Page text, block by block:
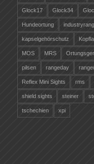
Glock17 Glock34
Hundeortung
kapselgehörschutz
MOS MRS
pilsen rangeday
Reflex Mini Sights rms
shield sights steiner
tschechien xpi